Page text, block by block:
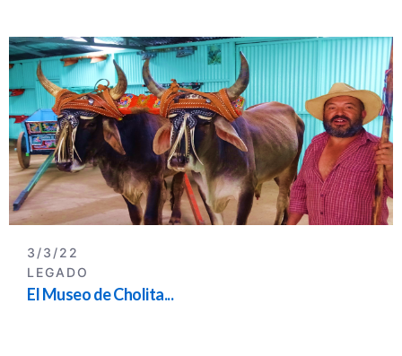
3/3/22
LEGADO
El Museo de Cholita...